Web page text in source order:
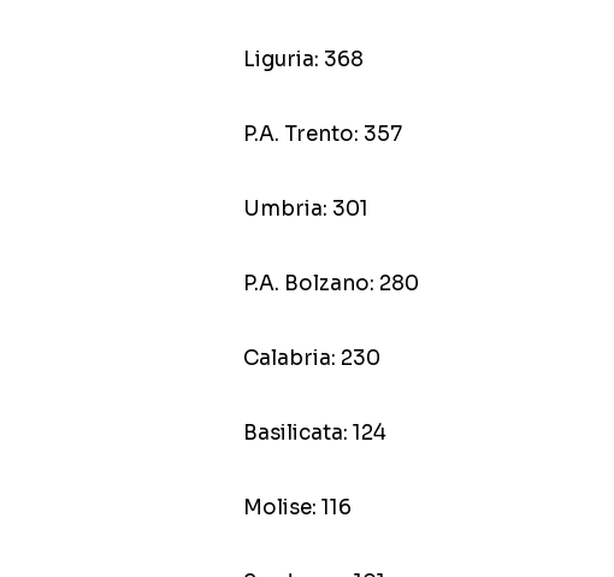
Liguria: 368
P.A. Trento: 357
Umbria: 301
P.A. Bolzano: 280
Calabria: 230
Basilicata: 124
Molise: 116